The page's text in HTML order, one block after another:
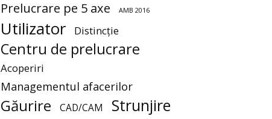
Prelucrare pe 5 axe AMB 2016
Utilizator Distincție
Centru de prelucrare
Acoperiri
Managementul afacerilor
Găurire CAD/CAM Strunjire